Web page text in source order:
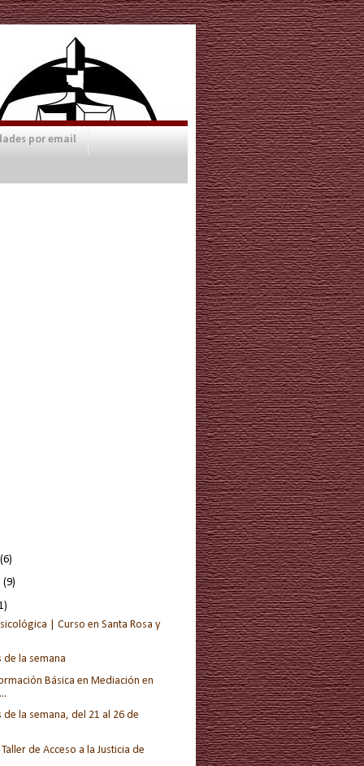
por email
(6)
(9)
| Curso en Santa Rosa y
de la semana
Básica en Mediación en
de la semana, del 21 al 26 de
de Acceso a la Justicia de